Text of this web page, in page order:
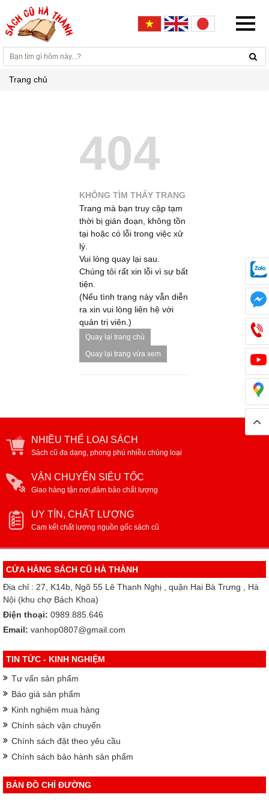
Trang chủ
404
KHÔNG TÌM THẤY TRANG
Trang mà bạn truy cập tạm
thời bị gián đoạn, không tồn
tại hoặc có lỗi trong việc xử
lý.
Vui lòng quay lại sau.
Chúng tôi rất xin lỗi vì sự bất
tiện.
(Nếu tình trạng này vẫn diễn
ra xin vui lòng liên hệ với
quản trị viên.)
Quay lại trang chủ
Quay lại trang vừa xem
NHIỀU THỂ LOẠI SÁCH
Sách cũ đa dạng, phong phú nhiều chủng loại
VẬN CHUYỂN SIÊU TỐC
Giao hàng tận nơi,đảm bảo chất lượng
UY TÍN, CHẤT LƯỢNG
Cam kết chất lượng nguồn gốc sách cũ
CỬA HÀNG SÁCH CŨ HÀ THÀNH
Địa chỉ : 27, K14b, Ngõ 55 Lê Thanh Nghị , quận Hai Bà Trưng , Hà
Nội (khu chợ Bách Khoa)
Điện thoại: 0989.885.646
Email: vanhop0807@gmail.com
TIN TỨC - KINH NGHIỆM
Tư vấn sản phẩm
Báo giá sản phẩm
Kinh nghiệm mua hàng
Chính sách vận chuyển
Chính sách đặt theo yêu cầu
Chính sách bảo hành sản phẩm
BẢN ĐỒ CHỈ ĐƯỜNG